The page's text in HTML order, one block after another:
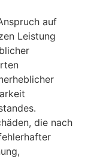
auf
Leistung
die nach